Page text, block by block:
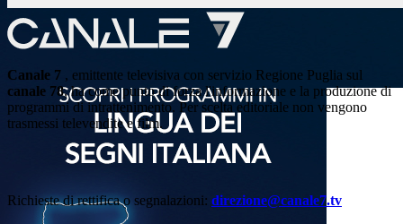
Canale 7 , emittente televisiva con servizio Regione Puglia sul
canale 78, ha come punto di forza l'informazione e la produzione di
programmi di intrattenimento. Per scelta editoriale non vengono
trasmessi televendite e film.
Richieste di rettifica o segnalazioni: direzione@canale7.tv